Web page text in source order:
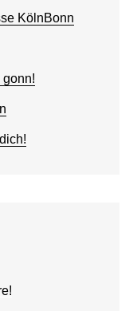
KölnBonn
gonn!